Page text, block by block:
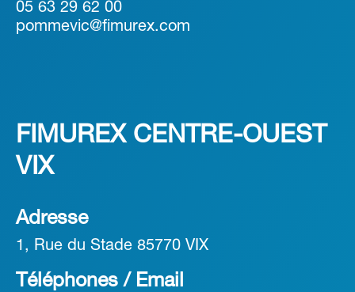
05 63 29 62 00
pommevic@fimurex.com
FIMUREX CENTRE-OUEST
VIX
Adresse
1, Rue du Stade 85770 VIX
Téléphones / Email